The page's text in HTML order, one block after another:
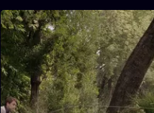
3. Wish You Were
3. Wish You Were Here
Tijdsduur
42 min
Molly moet beslissen of ze
zwangerschap aan John